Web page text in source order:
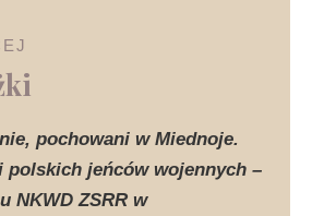
pochowani w Miednoje.
polskich jeńców wojennych –
NKWD ZSRR w